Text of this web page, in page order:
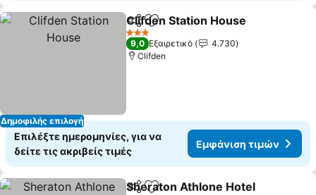
Δημοφιλής επιλογή
Κοινοποίηση
Προσθήκη στα αγαπημένα
Clifden Station House
3 Αστέρια
9,0 Εξαιρετικό
4.730
Clifden
Επιλέξτε ημερομηνίες, για να
δείτε τις ακριβείς τιμές
Εμφάνιση τιμών
Sheraton Athlone Hotel